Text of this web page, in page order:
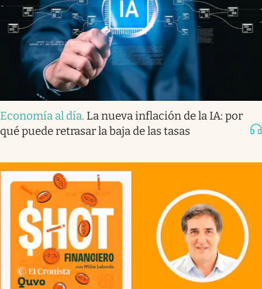
Economía al día. La nueva inflación de la IA: por
qué puede retrasar la baja de las tasas